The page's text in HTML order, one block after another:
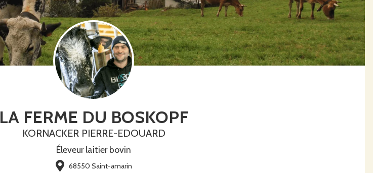
LA FERME DU BOSKOPF
KORNACKER PIERRE-EDOUARD
Éleveur laitier bovin
68550 Saint-amarin